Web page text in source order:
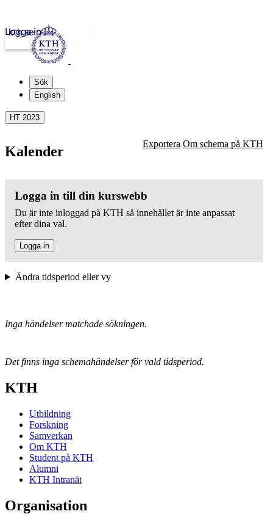
kth.se
Logga in
Sök
English
HT 2023
Kalender Exportera Om schema på KTH
Logga in till din kurswebb
Du är inte inloggad på KTH så innehållet är inte anpassat
efter dina val.
Logga in
Ändra tidsperiod eller vy
Inga händelser matchade sökningen.
Det finns inga schemahändelser för vald tidsperiod.
KTH
Utbildning
Forskning
Samverkan
Om KTH
Student på KTH
Alumni
KTH Intranät
Organisation